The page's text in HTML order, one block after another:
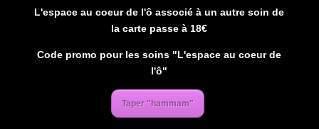
L'espace au coeur de l'ô associé à un autre soin de
la carte passe à 18€
Code promo pour les soins "L'espace au coeur de
l'ô"
Taper "hammam"